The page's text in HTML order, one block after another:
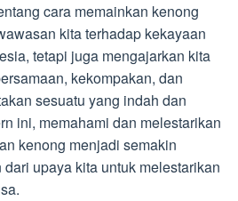
cara memainkan kenong
kita terhadap kekayaan
tetapi juga mengajarkan kita
kekompakan, dan
sesuatu yang indah dan
ini, memahami dan melestarikan
kenong menjadi semakin
upaya kita untuk melestarikan